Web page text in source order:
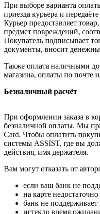
При выборе варианта
приезда курьера и
Курьер предоставляет
предмет повреждений,
Покупатель подписывает
документы, вносит
Также оплата наличными
магазина, оплаты по почте
Безналичный расчёт
При оформлении заказа в
безналичной оплаты. Мы
Card. Чтобы оплатить
системы ASSIST, где вы
действия, имя держателя.
Вам могут отказать от
если ваш банк не
на карте
банк не поддерживает
истекло время